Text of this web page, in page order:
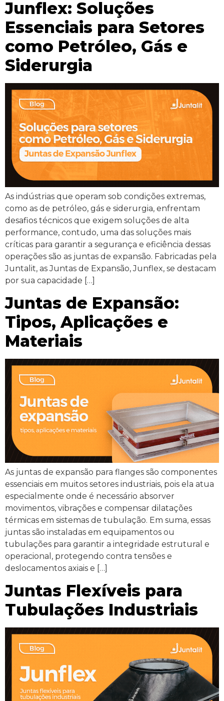
Junflex: Soluções
Essenciais para Setores
como Petróleo, Gás e
Siderurgia
As indústrias que operam sob condições extremas,
como as de petróleo, gás e siderurgia, enfrentam
desafios técnicos que exigem soluções de alta
performance, contudo, uma das soluções mais
críticas para garantir a segurança e eficiência dessas
operações são as juntas de expansão. Fabricadas pela
Juntalit, as Juntas de Expansão, Junflex, se destacam
por sua capacidade […]
Juntas de Expansão:
Tipos, Aplicações e
Materiais
As juntas de expansão para flanges são componentes
essenciais em muitos setores industriais, pois ela atua
especialmente onde é necessário absorver
movimentos, vibrações e compensar dilatações
térmicas em sistemas de tubulação. Em suma, essas
juntas são instaladas em equipamentos ou
tubulações para garantir a integridade estrutural e
operacional, protegendo contra tensões e
deslocamentos axiais e […]
Juntas Flexíveis para
Tubulações Industriais